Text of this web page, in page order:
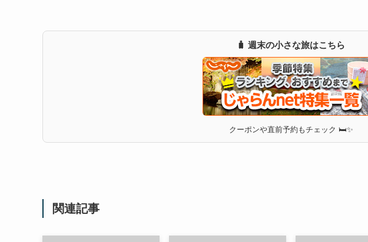
🧳 週末の小さな旅はこちら
クーポンや直前予約もチェック 🛏✨
関連記事